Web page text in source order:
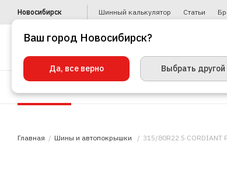
Новосибирск Шинный калькулятор Статьи
Главная Шины и автопокрышки 315/80R22.5 CORDIANT
Ваш город Новосибирск?
Да, все верно Выбрать другой